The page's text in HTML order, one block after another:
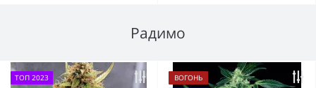
Радимо
ТОП 2023
ВОГОНЬ